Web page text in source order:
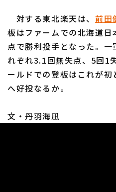
利用規約
運営会社（別ウィンドウで開く）
特定商取引法の表示
対する東北楽天は、 前田
板はファームでの北海道
点で勝利投手となった。
れぞれ3.1回無失点、5回1
ールドでの登板はこれが
へ好投なるか。
文・丹羽海凪